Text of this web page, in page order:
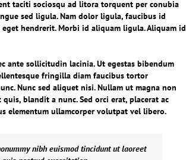
taciti sociosqu ad litora torquent per conubia
sed ligula. Nam dolor ligula, faucibus id
hendrerit. Morbi id aliquam ligula. Aliquam id
ante sollicitudin lacinia. Ut egestas bibendum
fringilla diam faucibus tortor
Nunc sed aliquet nisi. Nullam ut magna non
blandit a nunc. Sed orci erat, placerat ac
elementum ullamcorper volutpat vel libero.
nibh euismod tincidunt ut laoreet